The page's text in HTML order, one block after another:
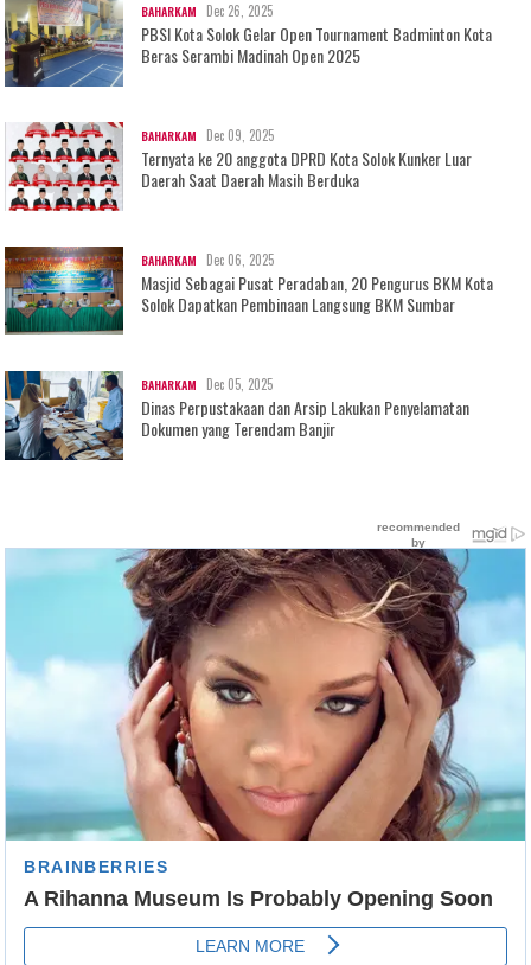
BAHARKAM Dec 26, 2025
PBSI Kota Solok Gelar Open Tournament Badminton Kota
Beras Serambi Madinah Open 2025
BAHARKAM Dec 09, 2025
Ternyata ke 20 anggota DPRD Kota Solok Kunker Luar
Daerah Saat Daerah Masih Berduka
BAHARKAM Dec 06, 2025
Masjid Sebagai Pusat Peradaban, 20 Pengurus BKM Kota
Solok Dapatkan Pembinaan Langsung BKM Sumbar
BAHARKAM Dec 05, 2025
Dinas Perpustakaan dan Arsip Lakukan Penyelamatan
Dokumen yang Terendam Banjir